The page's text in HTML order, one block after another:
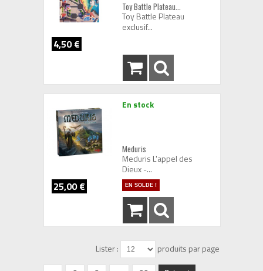
Toy Battle Plateau...
Toy Battle Plateau
exclusif...
4,50 €
En stock
Meduris
Meduris L'appel des
Dieux -...
EN SOLDE !
25,00 €
Lister : produits par page